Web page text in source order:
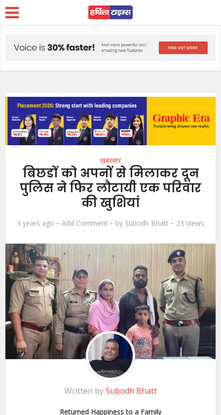
ख़बरसार
बिछडों को अपनों से मिलाकर दून
पुलिस ने फिर लौटायी एक परिवार
की खुशियां
3 years ago Add Comment by Subodh Bhatt 23 Views
Written bySubodh Bhatt
Returned Happiness to a Family